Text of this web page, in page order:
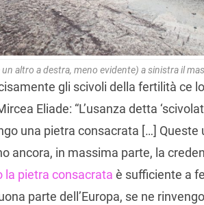
altro a destra, meno evidente) a sinistra il
gli scivoli della fertilità ce
Eliade: “L’usanza detta
una pietra consacrata […] Queste
ancora, in massima parte, la
la pietra consacrata è sufficiente a
parte dell’Europa, se ne